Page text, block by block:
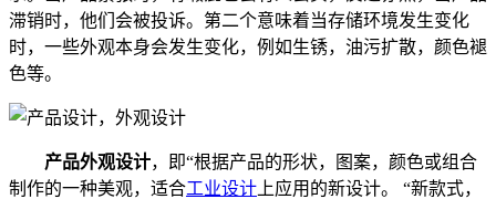
滞销时，他们会被投诉。第二个意味着当存储环境发生变化
时，一些外观本身会发生变化，例如生锈，油污扩散，颜色褪
色等。
产品外观设计，即“根据产品的形状，图案，颜色或组合
制作的一种美观，适合工业设计 上应用的新设计。 “新款式，